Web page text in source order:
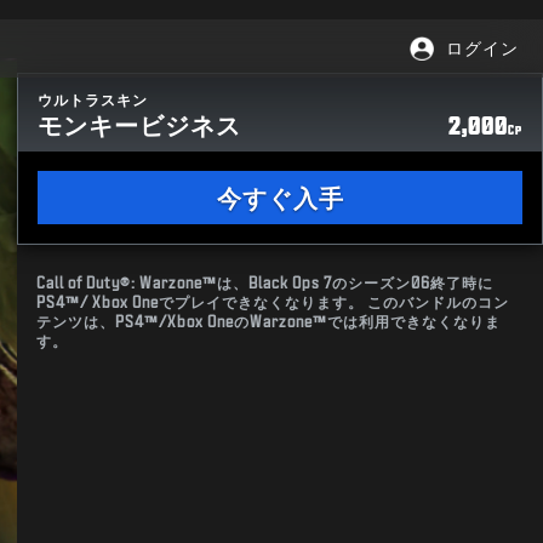
ログイン
ウルトラスキン
モンキービジネス 2,000CP
今すぐ入手
Call of Duty®: Warzone™は、Black Ops 7のシーズン06終了時に
PS4™/ Xbox Oneでプレイできなくなります。 このバンドルのコン
テンツは、PS4™/Xbox OneのWarzone™では利用できなくなりま
す。